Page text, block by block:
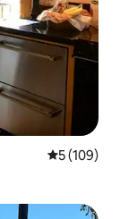
prosječna
5 (109)